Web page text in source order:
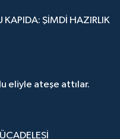
KAPIDA: ŞİMDİ HAZIRLIK
eliyle ateşe attılar.